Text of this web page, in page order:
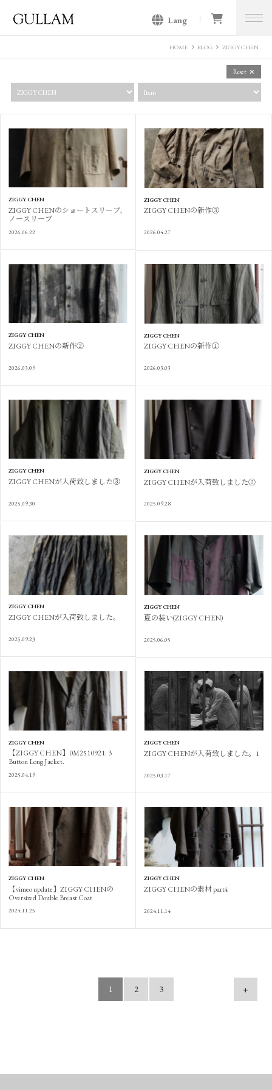
Lang
HOME BLOG ZIGGY CHEN
Reset
ZIGGY CHEN
ZIGGY CHENのショートスリーブ、
ノースリーブ
2026.06.22
ZIGGY CHEN
ZIGGY CHENの新作③
2026.04.27
ZIGGY CHEN
ZIGGY CHENの新作②
2026.03.09
ZIGGY CHEN
ZIGGY CHENの新作①
2026.03.03
ZIGGY CHEN
ZIGGY CHENが入荷致しました③
2025.09.30
ZIGGY CHEN
ZIGGY CHENが入荷致しました②
2025.09.28
ZIGGY CHEN
ZIGGY CHENが入荷致しました。
2025.09.23
ZIGGY CHEN
夏の装い(ZIGGY CHEN)
2025.06.05
ZIGGY CHEN
【ZIGGY CHEN】0M2510921. 3
Button Long Jacket.
2025.04.19
ZIGGY CHEN
ZIGGY CHENが入荷致しました。1
2025.03.17
ZIGGY CHEN
【vimeo update】ZIGGY CHENの
Oversized Double Breast Coat
2024.11.25
ZIGGY CHEN
ZIGGY CHENの素材 part4
2024.11.14
1 2 3 +